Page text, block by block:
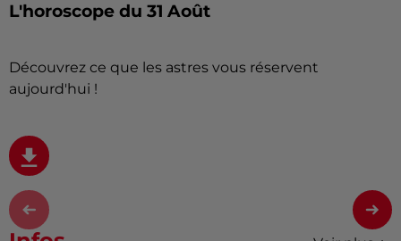
L'horoscope du 31 Août
Découvrez ce que les astres vous réservent
aujourd'hui !